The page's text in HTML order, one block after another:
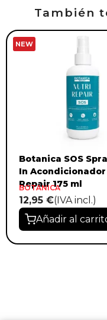
También
NEW
Botanica SOS
In
Repair 175 ml
BOTANICA
12,95 €(IVA incl.)
Añadir al